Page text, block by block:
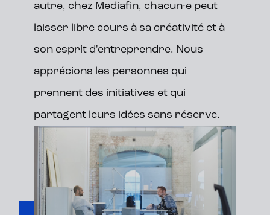
autre, chez Mediafin, chacun·e peut
laisser libre cours à sa créativité et à
son esprit d'entreprendre. Nous
apprécions les personnes qui
prennent des initiatives et qui
partagent leurs idées sans réserve.